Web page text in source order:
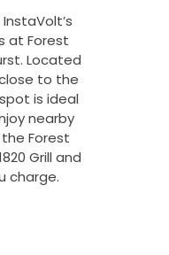
at Forest
Located
to the
is ideal
nearby
Forest
Grill and
charge.